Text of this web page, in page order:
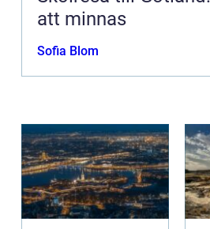
att minnas
Sofia Blom